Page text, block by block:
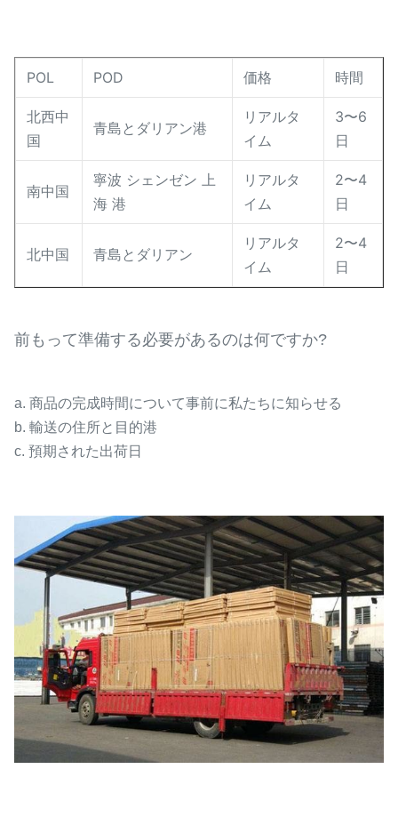
POL POD 価格 時間
北西中
国
青島とダリアン港
リアルタ
イム
3〜6
日
南中国
寧波 シェンゼン 上
海 港
リアルタ
イム
2〜4
日
北中国 青島とダリアン
リアルタ
イム
2〜4
日
前もって準備する必要があるのは何ですか?
a. 商品の完成時間について事前に私たちに知らせる
b. 輸送の住所と目的港
c. 預期された出荷日